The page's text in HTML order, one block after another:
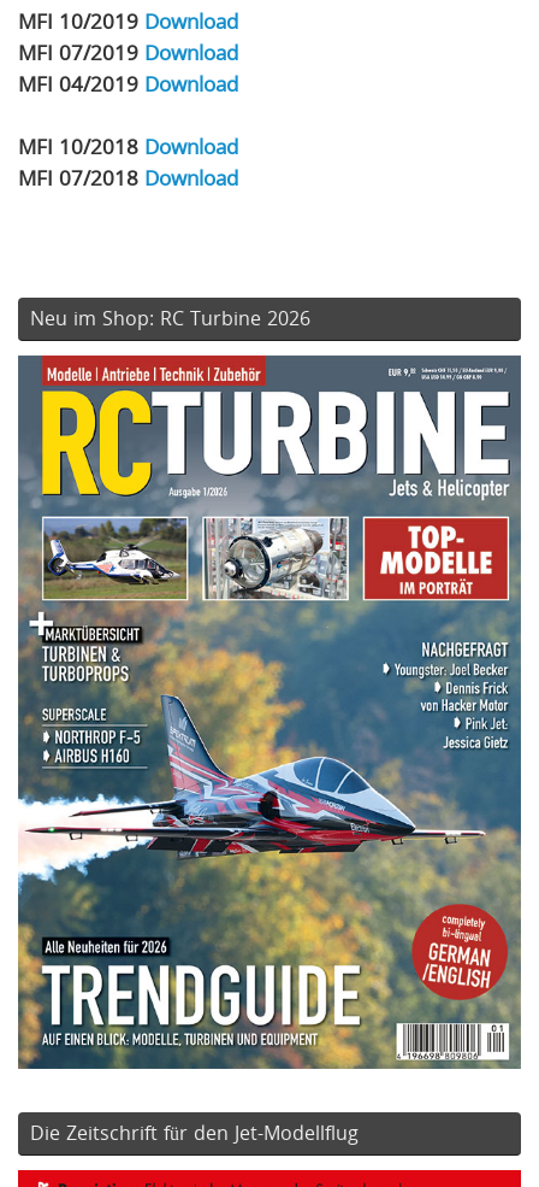
MFI 10/2019 Download
MFI 07/2019 Download
MFI 04/2019 Download
MFI 10/2018 Download
MFI 07/2018 Download
Neu im Shop: RC Turbine 2026
Die Zeitschrift für den Jet-Modellflug